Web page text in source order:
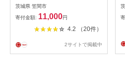
2.4kg 3kg くり 和栗 甘栗 冷
凍 ギフト プレゼント 父の日
母の日 和栗 スイーツ 和栗 甘
栗 栗きんとん モンブラン や
約 笠間 茨城県 いばらき
茨城県 笠間市
寄付金額: 11,000円
4.2 （20件）
2サイトで掲載中